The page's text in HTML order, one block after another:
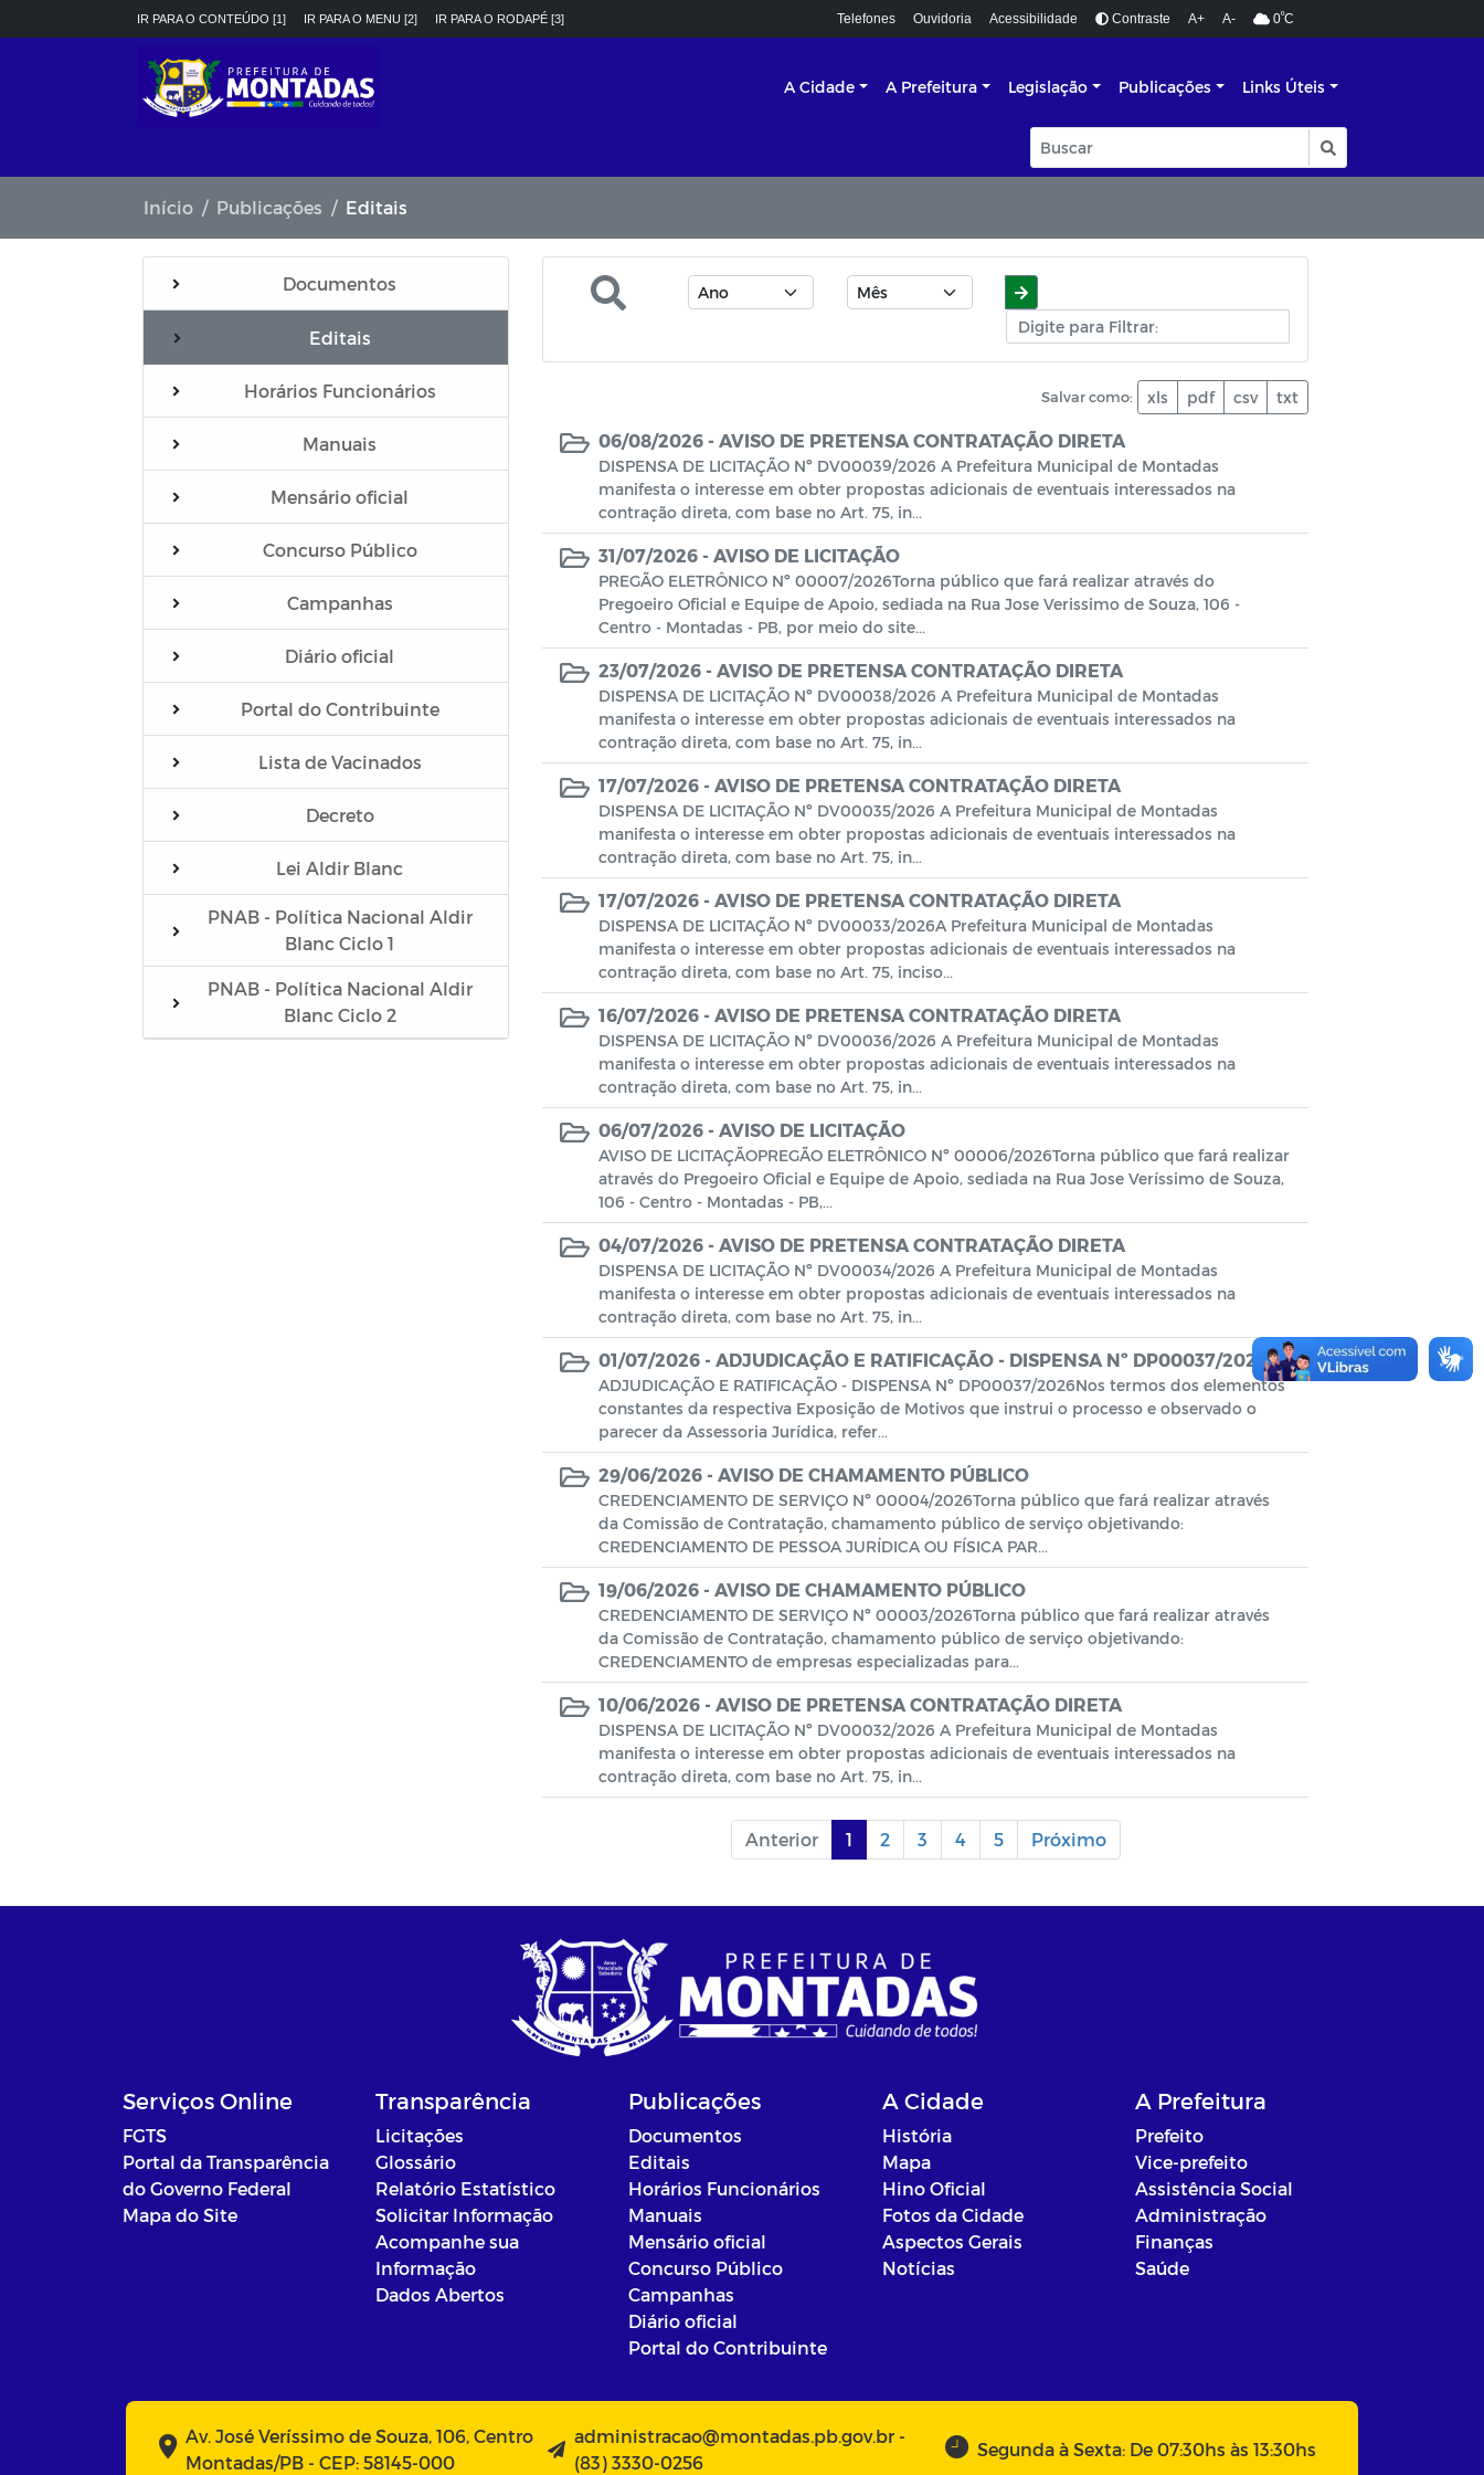
IR PARA O CONTEÚDO [1] IR PARA O MENU [2] IR PARA O RODAPÉ [3] Telefones Ouvidoria Acessibilidade Contraste A+ A- 0ºC
A Cidade A Prefeitura Legislação Publicações Links Úteis
Início Publicações Editais
Documentos
Editais
Horários Funcionários
Manuais
Mensário oficial
Concurso Público
Campanhas
Diário oficial
Portal do Contribuinte
Lista de Vacinados
Decreto
Lei Aldir Blanc
PNAB - Política Nacional Aldir
Blanc Ciclo 1
PNAB - Política Nacional Aldir
Blanc Ciclo 2
Salvar como: xls pdf csv txt
06/08/2026 - AVISO DE PRETENSA CONTRATAÇÃO DIRETA
DISPENSA DE LICITAÇÃO Nº DV00039/2026 A Prefeitura Municipal de Montadas
manifesta o interesse em obter propostas adicionais de eventuais interessados na
contração direta, com base no Art. 75, in...
31/07/2026 - AVISO DE LICITAÇÃO
PREGÃO ELETRÔNICO Nº 00007/2026Torna público que fará realizar através do
Pregoeiro Oficial e Equipe de Apoio, sediada na Rua Jose Verissimo de Souza, 106 -
Centro - Montadas - PB, por meio do site...
23/07/2026 - AVISO DE PRETENSA CONTRATAÇÃO DIRETA
DISPENSA DE LICITAÇÃO Nº DV00038/2026 A Prefeitura Municipal de Montadas
manifesta o interesse em obter propostas adicionais de eventuais interessados na
contração direta, com base no Art. 75, in...
17/07/2026 - AVISO DE PRETENSA CONTRATAÇÃO DIRETA
DISPENSA DE LICITAÇÃO Nº DV00035/2026 A Prefeitura Municipal de Montadas
manifesta o interesse em obter propostas adicionais de eventuais interessados na
contração direta, com base no Art. 75, in...
17/07/2026 - AVISO DE PRETENSA CONTRATAÇÃO DIRETA
DISPENSA DE LICITAÇÃO Nº DV00033/2026A Prefeitura Municipal de Montadas
manifesta o interesse em obter propostas adicionais de eventuais interessados na
contração direta, com base no Art. 75, inciso...
16/07/2026 - AVISO DE PRETENSA CONTRATAÇÃO DIRETA
DISPENSA DE LICITAÇÃO Nº DV00036/2026 A Prefeitura Municipal de Montadas
manifesta o interesse em obter propostas adicionais de eventuais interessados na
contração direta, com base no Art. 75, in...
06/07/2026 - AVISO DE LICITAÇÃO
AVISO DE LICITAÇÃOPREGÃO ELETRÔNICO Nº 00006/2026Torna público que fará realizar
através do Pregoeiro Oficial e Equipe de Apoio, sediada na Rua Jose Veríssimo de Souza,
106 - Centro - Montadas - PB,...
04/07/2026 - AVISO DE PRETENSA CONTRATAÇÃO DIRETA
DISPENSA DE LICITAÇÃO Nº DV00034/2026 A Prefeitura Municipal de Montadas
manifesta o interesse em obter propostas adicionais de eventuais interessados na
contração direta, com base no Art. 75, in...
01/07/2026 - ADJUDICAÇÃO E RATIFICAÇÃO - DISPENSA Nº DP00037/2026
ADJUDICAÇÃO E RATIFICAÇÃO - DISPENSA Nº DP00037/2026Nos termos dos elementos
constantes da respectiva Exposição de Motivos que instrui o processo e observado o
parecer da Assessoria Jurídica, refer...
29/06/2026 - AVISO DE CHAMAMENTO PÚBLICO
CREDENCIAMENTO DE SERVIÇO Nº 00004/2026Torna público que fará realizar através
da Comissão de Contratação, chamamento público de serviço objetivando:
CREDENCIAMENTO DE PESSOA JURÍDICA OU FÍSICA PAR...
19/06/2026 - AVISO DE CHAMAMENTO PÚBLICO
CREDENCIAMENTO DE SERVIÇO Nº 00003/2026Torna público que fará realizar através
da Comissão de Contratação, chamamento público de serviço objetivando:
CREDENCIAMENTO de empresas especializadas para...
10/06/2026 - AVISO DE PRETENSA CONTRATAÇÃO DIRETA
DISPENSA DE LICITAÇÃO Nº DV00032/2026 A Prefeitura Municipal de Montadas
manifesta o interesse em obter propostas adicionais de eventuais interessados na
contração direta, com base no Art. 75, in...
Anterior 1 2 3 4 5 Próximo
Serviços Online
FGTS
Portal da Transparência
do Governo Federal
Mapa do Site
Transparência
Licitações
Glossário
Relatório Estatístico
Solicitar Informação
Acompanhe sua
Informação
Dados Abertos
Publicações
Documentos
Editais
Horários Funcionários
Manuais
Mensário oficial
Concurso Público
Campanhas
Diário oficial
Portal do Contribuinte
A Cidade
História
Mapa
Hino Oficial
Fotos da Cidade
Aspectos Gerais
Notícias
A Prefeitura
Prefeito
Vice-prefeito
Assistência Social
Administração
Finanças
Saúde
Av. José Veríssimo de Souza, 106, Centro
Montadas/PB - CEP: 58145-000
administracao@montadas.pb.gov.br -
(83) 3330-0256
Segunda à Sexta: De 07:30hs às 13:30hs